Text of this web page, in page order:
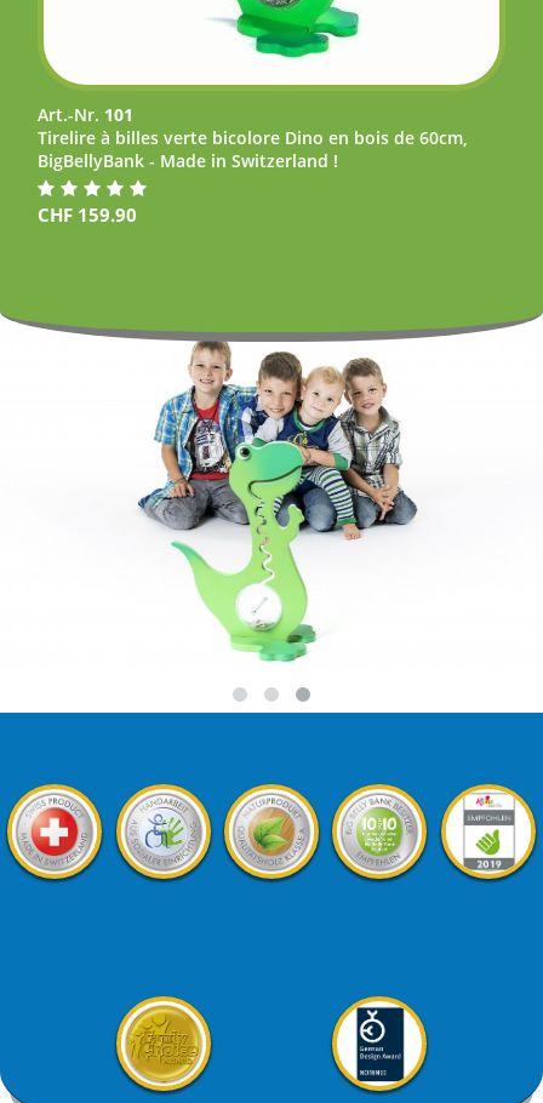
Art.-Nr. 101
Tirelire à billes verte bicolore Dino en bois de 60cm,
BigBellyBank - Made in Switzerland !
CHF 159.90